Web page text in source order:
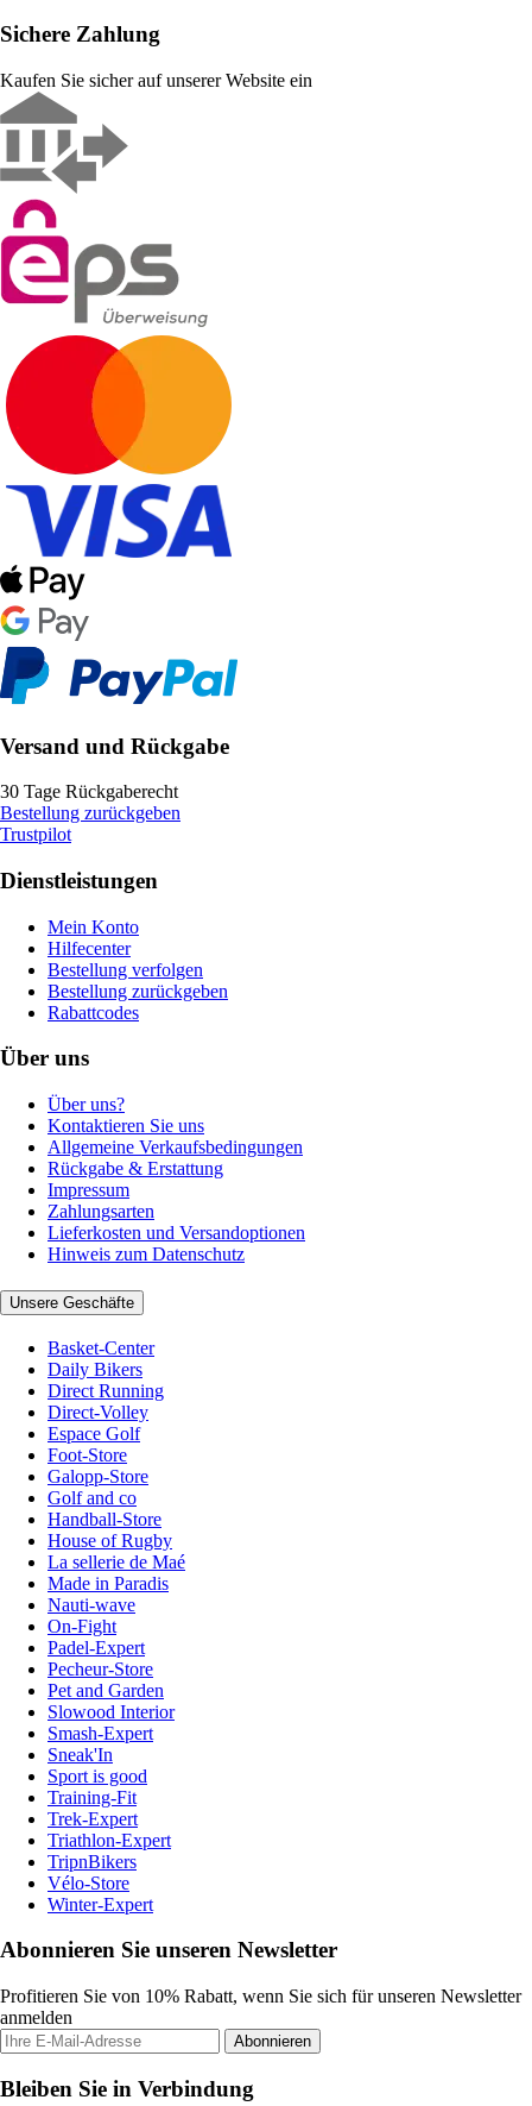
Sichere Zahlung
Kaufen Sie sicher auf unserer Website ein
Versand und Rückgabe
30 Tage Rückgaberecht
Bestellung zurückgeben
Trustpilot
Dienstleistungen
Mein Konto
Hilfecenter
Bestellung verfolgen
Bestellung zurückgeben
Rabattcodes
Über uns
Über uns?
Kontaktieren Sie uns
Allgemeine Verkaufsbedingungen
Rückgabe & Erstattung
Impressum
Zahlungsarten
Lieferkosten und Versandoptionen
Hinweis zum Datenschutz
Unsere Geschäfte
Basket-Center
Daily Bikers
Direct Running
Direct-Volley
Espace Golf
Foot-Store
Galopp-Store
Golf and co
Handball-Store
House of Rugby
La sellerie de Maé
Made in Paradis
Nauti-wave
On-Fight
Padel-Expert
Pecheur-Store
Pet and Garden
Slowood Interior
Smash-Expert
Sneak'In
Sport is good
Training-Fit
Trek-Expert
Triathlon-Expert
TripnBikers
Vélo-Store
Winter-Expert
Abonnieren Sie unseren Newsletter
Profitieren Sie von 10% Rabatt, wenn Sie sich für unseren Newsletter
anmelden
Abonnieren
Bleiben Sie in Verbindung